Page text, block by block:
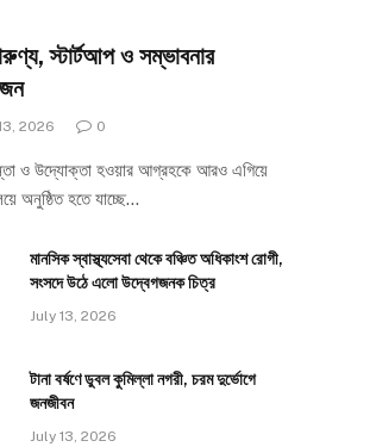
স্টার্টআপ ও সম্ভাবনার
2026 0
ও উদ্যোক্তা হওয়ার আগ্রহকে আরও এগিয়ে
অনুষ্ঠিত হতে যাচ্ছে…
মানসিক স্বাস্থ্যসেবা থেকে বঞ্চিত অধিকাংশ রোগী,
সংসদে উঠে এলো উদ্বেগজনক চিত্র
July 13, 2026
টানা বর্ষণে ডুবল কুমিল্লা নগরী, চরম দুর্ভোগে
জনজীবন
July 13, 2026